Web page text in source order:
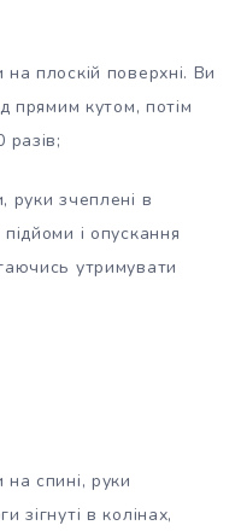
плоскій поверхні. Ви
прямим кутом, потім
руки зчеплені в
і опускання
утримувати
спині, руки
зігнуті в колінах,